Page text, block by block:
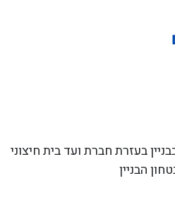
בעזרת חברת ועד בית חיצוני
הבניין